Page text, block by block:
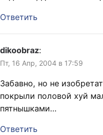
Ответить
dikoobraz:
Пт, 16 Апр, 2004 в 17:59
Забавно, но не
покрыли половой хуй
пятнышками…
Ответить